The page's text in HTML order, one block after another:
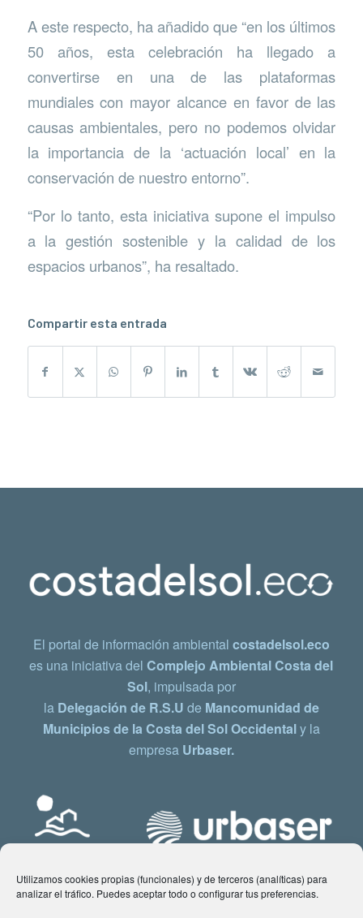
Utilizamos cookies propias (funcionales) y de terceros (analíticas) para
analizar el tráfico. Puedes aceptar todo o configurar tus preferencias.
A este respecto, ha añadido que “en los últimos
50 años, esta celebración ha llegado a
convertirse en una de las plataformas
mundiales con mayor alcance en favor de las
causas ambientales, pero no podemos olvidar
la importancia de la ‘actuación local’ en la
conservación de nuestro entorno”.
“Por lo tanto, esta iniciativa supone el impulso
a la gestión sostenible y la calidad de los
espacios urbanos”, ha resaltado.
Compartir esta entrada
El portal de información ambiental costadelsol.eco
es una iniciativa delComplejo Ambiental Costa del
Sol, impulsada por
la Delegación de R.S.U de Mancomunidad de
Municipios de la Costa del Sol Occidentaly la
empresa Urbaser.